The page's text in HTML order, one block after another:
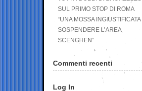
SUL PRIMO STOP DI ROMA
“UNA MOSSA INGIUSTIFICATA
SOSPENDERE L’AREA
SCENGHEN”
Commenti recenti
Log In